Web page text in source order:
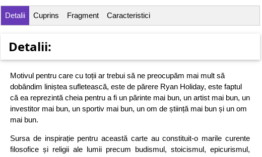
Detalii Cuprins Fragment Caracteristici
Detalii:
Motivul pentru care cu toții ar trebui să ne preocupăm mai mult să
dobândim liniștea sufletească, este de părere Ryan Holiday, este faptul
că ea reprezintă cheia pentru a fi un părinte mai bun, un artist mai bun, un
investitor mai bun, un sportiv mai bun, un om de știință mai bun și un om
mai bun.
Sursa de inspirație pentru această carte au constituit-o marile curente
filosofice și religii ale lumii precum budismul, stoicismul, epicurismul,